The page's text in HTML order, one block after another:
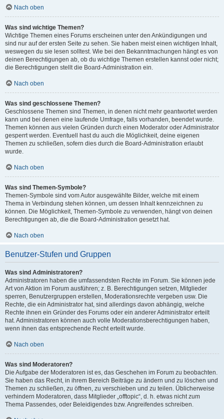
Nach oben
Was sind wichtige Themen?
Wichtige Themen eines Forums erscheinen unter den Ankündigungen und
sind nur auf der ersten Seite zu sehen. Sie haben meist einen wichtigen Inhalt,
weswegen du sie lesen solltest. Wie bei den Bekanntmachungen hängt es von
deinen Berechtigungen ab, ob du wichtige Themen erstellen kannst oder nicht;
die Berechtigungen stellt die Board-Administration ein.
Nach oben
Was sind geschlossene Themen?
Geschlossene Themen sind Themen, in denen nicht mehr geantwortet werden
kann und bei denen eine laufende Umfrage, falls vorhanden, beendet wurde.
Themen können aus vielen Gründen durch einen Moderator oder Administrator
gesperrt werden. Eventuell hast du auch die Möglichkeit, deine eigenen
Themen zu schließen, sofern dies durch die Board-Administration erlaubt
wurde.
Nach oben
Was sind Themen-Symbole?
Themen-Symbole sind vom Autor ausgewählte Bilder, welche mit einem
Thema in Verbindung stehen können, um dessen Inhalt kennzeichnen zu
können. Die Möglichkeit, Themen-Symbole zu verwenden, hängt von deinen
Berechtigungen ab, die die Board-Administration gesetzt hat.
Nach oben
Benutzer-Stufen und Gruppen
Was sind Administratoren?
Administratoren haben die umfassendsten Rechte im Forum. Sie können jede
Art von Aktion im Forum ausführen; z. B. Berechtigungen setzen, Mitglieder
sperren, Benutzergruppen erstellen, Moderationsrechte vergeben usw. Die
Rechte, die ein Administrator hat, sind allerdings davon abhängig, welche
Rechte ihnen ein Gründer des Forums oder ein anderer Administrator erteilt
hat. Administratoren können auch volle Moderationsberechtigungen haben,
wenn ihnen das entsprechende Recht erteilt wurde.
Nach oben
Was sind Moderatoren?
Die Aufgabe der Moderatoren ist es, das Geschehen im Forum zu beobachten.
Sie haben das Recht, in ihrem Bereich Beiträge zu ändern und zu löschen und
Themen zu schließen, zu öffnen, zu verschieben und zu teilen. Üblicherweise
verhindern Moderatoren, dass Mitglieder „offtopic“, d. h. etwas nicht zum
Thema Passendes, oder Beleidigendes bzw. Angreifendes schreiben.